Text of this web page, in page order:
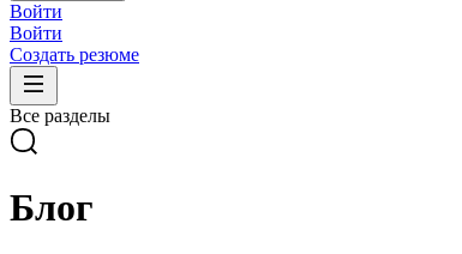
Войти
Войти
Создать резюме
Все разделы
Блог